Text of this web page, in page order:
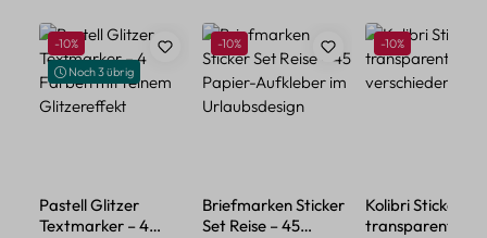
Produktgalerie überspringen
Rabatt
-10%
Noch 3 übrig
Pastell Glitzer
Textmarker – 4
Rabatt
-10%
Briefmarken Sticker
Set Reise – 45
Rabatt
-10%
Kolibri Sticker
transparent – 50